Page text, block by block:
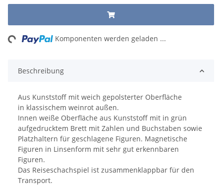
Komponenten werden geladen ...
Beschreibung
Aus Kunststoff mit weich gepolsterter Oberfläche
in klassischem weinrot außen.
Innen weiße Oberfläche aus Kunststoff mit in grün
aufgedrucktem Brett mit Zahlen und Buchstaben sowie
Platzhaltern für geschlagene Figuren. Magnetische
Figuren in Linsenform mit sehr gut erkennbaren
Figuren.
Das Reiseschachspiel ist zusammenklappbar für den
Transport.